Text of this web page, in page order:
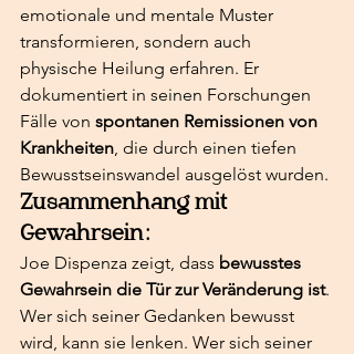
emotionale und mentale Muster
transformieren, sondern auch
physische Heilung erfahren. Er
dokumentiert in seinen Forschungen
Fälle von spontanen Remissionen von
Krankheiten , die durch einen tiefen
Bewusstseinswandel ausgelöst wurden.
Zusammenhang mit
Gewahrsein:
Joe Dispenza zeigt, dass bewusstes
Gewahrsein die Tür zur Veränderung ist.
Wer sich seiner Gedanken bewusst
wird, kann sie lenken. Wer sich seiner